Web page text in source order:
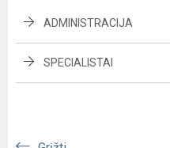
ADMINISTRACIJA
SPECIALISTAI